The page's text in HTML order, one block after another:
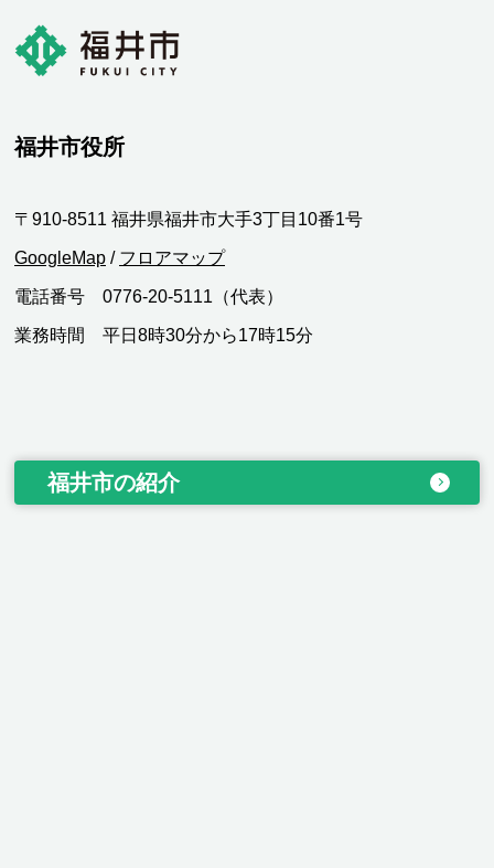
福井市役所
〒910-8511 福井県福井市大手3丁目10番1号
GoogleMap / フロアマップ
電話番号 0776-20-5111（代表）
業務時間 平日8時30分から17時15分
福井市の紹介